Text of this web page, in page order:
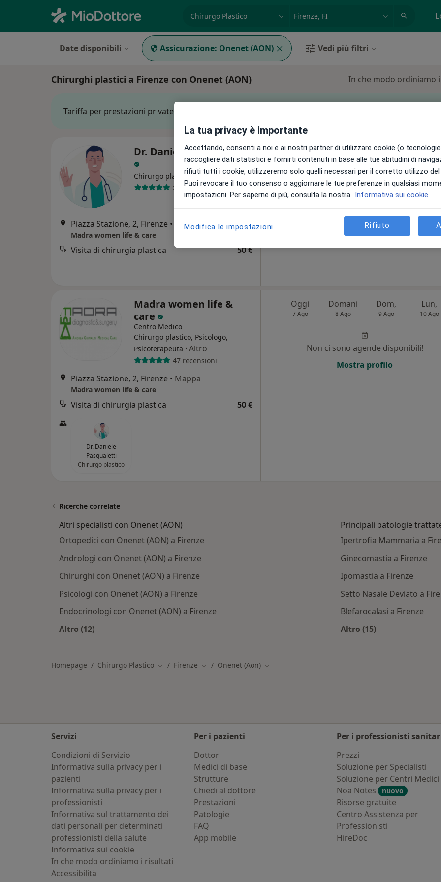
Date disponibili Assicurazione: Onenet (AON) Vedi più filtri
Chirurghi plastici a Firenze con Onenet (AON) In che modo ordiniamo
Tariffa per prestazioni private. L’importo può variare in base alla copertura assicurativa.
Dr. Daniele Pasqualetti
Chirurgo plastico
20 recensioni
Piazza Stazione, 2, Firenze • Mappa
Madra women life & care
Visita di chirurgia plastica 50 €
Oggi
7 Ago
Domani
8 Ago
Dom,
9 Ago
Lun,
10 Ago
Non ci sono agende disponibili!
Madra women life &
care
Centro Medico
Chirurgo plastico, Psicologo,
Psicoterapeuta · Altro
47 recensioni
Piazza Stazione, 2, Firenze • Mappa
Madra women life & care
Visita di chirurgia plastica 50 €
Dr. Daniele
Pasqualetti
Chirurgo plastico
Oggi
7 Ago
Domani
8 Ago
Dom,
9 Ago
Lun,
10 Ago
Non ci sono agende disponibili!
Mostra profilo
Ricerche correlate
Altri specialisti con Onenet (AON)
Ortopedici con Onenet (AON) a Firenze
Andrologi con Onenet (AON) a Firenze
Chirurghi con Onenet (AON) a Firenze
Psicologi con Onenet (AON) a Firenze
Endocrinologi con Onenet (AON) a Firenze
Altro (12)
Principali patologie
Ipertrofia Mammaria a
Ginecomastia a Firenze
Ipomastia a Firenze
Setto Nasale Deviato a
Blefarocalasi a Firenze
Altro (15)
Homepage Chirurgo Plastico Cambia città
Firenze Cambia città
Onenet (Aon) Cambia città
Servizi
Condizioni di Servizio
Informativa sulla privacy per i
pazienti
Informativa sulla privacy per i
professionisti
Informativa sul trattamento dei
dati personali per determinati
professionisti della salute
Informativa sui cookie
In che modo ordiniamo i risultati
Accessibilità
Per i pazienti
Dottori
Medici di base
Strutture
Chiedi al dottore
Prestazioni
Patologie
FAQ
App mobile
Per i professionisti
Prezzi
Soluzione per Specialisti
Soluzione per Centri Medici
Noa Notes
nuovo
Risorse gratuite
Centro Assistenza per
Professionisti
HireDoc
La tua privacy è importante
Accettando, consenti a noi e ai nostri partner di utilizzare cookie (o
raccogliere dati statistici e fornirti contenuti in base alle tue abitudini di
rifiuti tutti i cookie, utilizzeremo solo quelli necessari per il corretto utilizzo
Puoi revocare il tuo consenso o aggiornare le tue preferenze in qualsiasi
impostazioni. Per saperne di più, consulta la nostra Informativa sui cookie
Modifica le impostazioni Rifiuto